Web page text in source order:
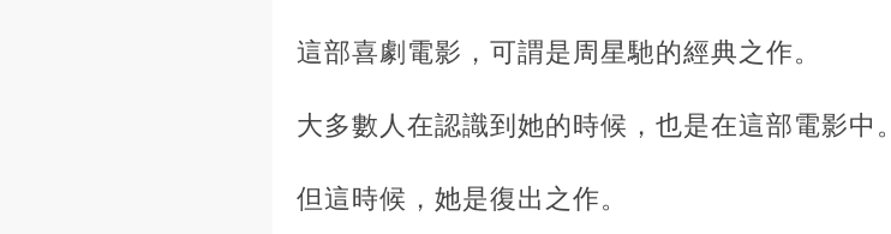
這部喜劇電影，可謂是周星馳的經典之作。
大多數人在認識到她的時候，也是在這部電影中。
但這時候，她是復出之作。